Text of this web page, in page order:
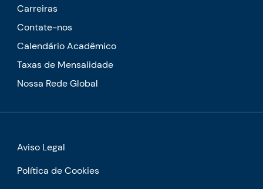
Carreiras
Contate-nos
Calendário Acadêmico
Taxas de Mensalidade
Nossa Rede Global
Aviso Legal
Política de Cookies